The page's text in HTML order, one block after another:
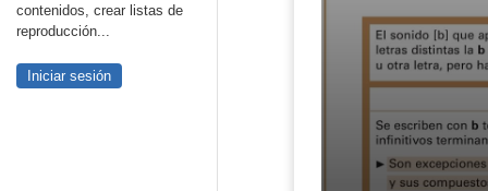
contenidos, crear listas de
reproducción...
Iniciar sesión